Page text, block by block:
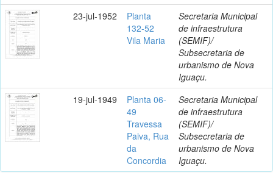
23-jul-1952
Planta
132-52
Vila Maria
Secretaria Municipal
de infraestrutura
(SEMIF)/
Subsecretaria de
urbanismo de Nova
Iguaçu.
19-jul-1949
Planta 06-
49
Travessa
Paiva, Rua
da
Concordia
Secretaria Municipal
de infraestrutura
(SEMIF)/
Subsecretaria de
urbanismo de Nova
Iguaçu.